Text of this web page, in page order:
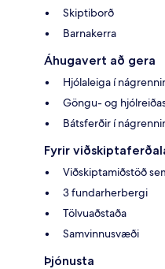
Skiptiborð
Barnakerra
Áhugavert að gera
Hjólaleiga í
Göngu- og
Bátsferðir í
Fyrir
Viðskiptamiðstöð
3 fundarherbergi
Tölvuaðstaða
Samvinnusvæði
Þjónusta